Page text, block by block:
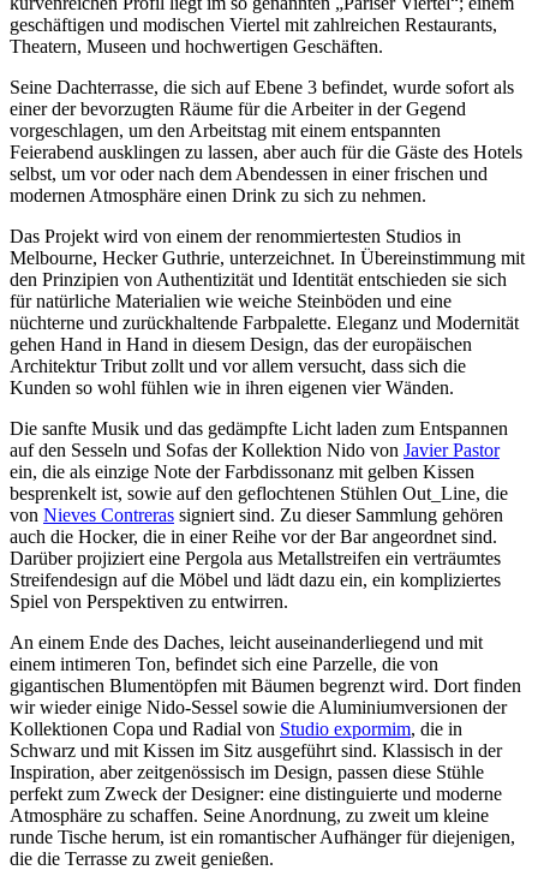
geschäftigen und modischen Viertel mit zahlreichen Restaurants,
Theatern, Museen und hochwertigen Geschäften.
Seine Dachterrasse, die sich auf Ebene 3 befindet, wurde sofort als
einer der bevorzugten Räume für die Arbeiter in der Gegend
vorgeschlagen, um den Arbeitstag mit einem entspannten
Feierabend ausklingen zu lassen, aber auch für die Gäste des Hotels
selbst, um vor oder nach dem Abendessen in einer frischen und
modernen Atmosphäre einen Drink zu sich zu nehmen.
Das Projekt wird von einem der renommiertesten Studios in
Melbourne, Hecker Guthrie, unterzeichnet. In Übereinstimmung mit
den Prinzipien von Authentizität und Identität entschieden sie sich
für natürliche Materialien wie weiche Steinböden und eine
nüchterne und zurückhaltende Farbpalette. Eleganz und Modernität
gehen Hand in Hand in diesem Design, das der europäischen
Architektur Tribut zollt und vor allem versucht, dass sich die
Kunden so wohl fühlen wie in ihren eigenen vier Wänden.
Die sanfte Musik und das gedämpfte Licht laden zum Entspannen
auf den Sesseln und Sofas der Kollektion Nido von Javier Pastor
ein, die als einzige Note der Farbdissonanz mit gelben Kissen
besprenkelt ist, sowie auf den geflochtenen Stühlen Out_Line, die
von Nieves Contreras signiert sind. Zu dieser Sammlung gehören
auch die Hocker, die in einer Reihe vor der Bar angeordnet sind.
Darüber projiziert eine Pergola aus Metallstreifen ein verträumtes
Streifendesign auf die Möbel und lädt dazu ein, ein kompliziertes
Spiel von Perspektiven zu entwirren.
An einem Ende des Daches, leicht auseinanderliegend und mit
einem intimeren Ton, befindet sich eine Parzelle, die von
gigantischen Blumentöpfen mit Bäumen begrenzt wird. Dort finden
wir wieder einige Nido-Sessel sowie die Aluminiumversionen der
Kollektionen Copa und Radial von Studio expormim, die in
Schwarz und mit Kissen im Sitz ausgeführt sind. Klassisch in der
Inspiration, aber zeitgenössisch im Design, passen diese Stühle
perfekt zum Zweck der Designer: eine distinguierte und moderne
Atmosphäre zu schaffen. Seine Anordnung, zu zweit um kleine
runde Tische herum, ist ein romantischer Aufhänger für diejenigen,
die die Terrasse zu zweit genießen.